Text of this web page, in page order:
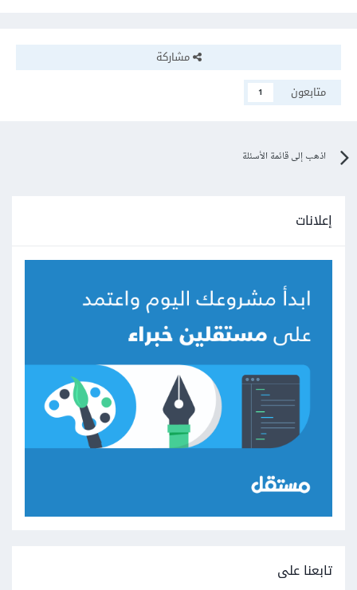
مشاركة
متابعون
1
اذهب إلى قائمة الأسئلة
إعلانات
تابعنا على